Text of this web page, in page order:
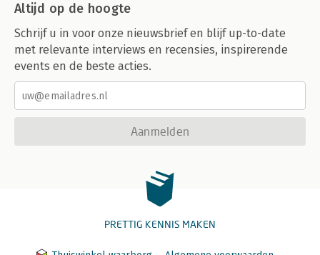
Altijd op de hoogte
Schrijf u in voor onze nieuwsbrief en blijf up-to-date
met relevante interviews en recensies, inspirerende
events en de beste acties.
Aanmelden
PRETTIG KENNIS MAKEN